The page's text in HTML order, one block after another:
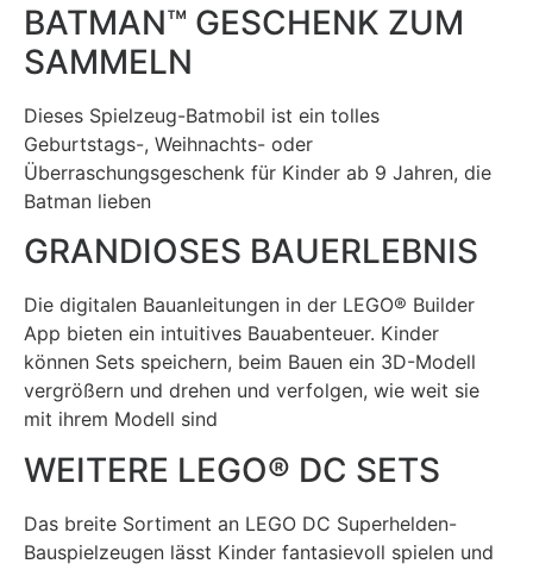
BATMAN™ GESCHENK ZUM
SAMMELN
Dieses Spielzeug-Batmobil ist ein tolles
Geburtstags-, Weihnachts- oder
Überraschungsgeschenk für Kinder ab 9 Jahren, die
Batman lieben
GRANDIOSES BAUERLEBNIS
Die digitalen Bauanleitungen in der LEGO® Builder
App bieten ein intuitives Bauabenteuer. Kinder
können Sets speichern, beim Bauen ein 3D-Modell
vergrößern und drehen und verfolgen, wie weit sie
mit ihrem Modell sind
WEITERE LEGO® DC SETS
Das breite Sortiment an LEGO DC Superhelden-
Bauspielzeugen lässt Kinder fantasievoll spielen und